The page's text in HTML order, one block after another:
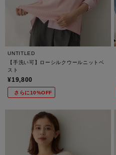
UNTITLED
【手洗い可】ローシルクウールニットベ
スト
¥19,800
さらに10%OFF